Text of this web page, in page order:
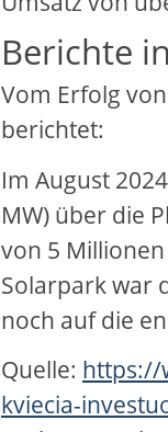
Berichte
Vom Erfolg
berichtet:
Im August
MW) über die
von 5
Solarpark war
noch auf die
Quelle: https://
kviecia-